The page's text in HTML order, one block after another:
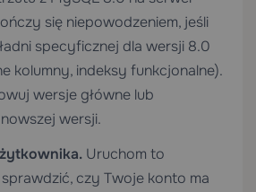
się niepowodzeniem, jeśli
specyficznej dla wersji 8.0
kolumny, indeksy funkcjonalne).
wersje główne lub
wersji.
Uruchom to
czy Twoje konto ma